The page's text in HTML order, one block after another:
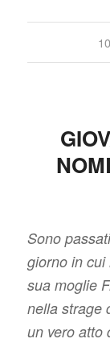
Sono
giorno in cui
sua moglie
nella strage
un vero atto